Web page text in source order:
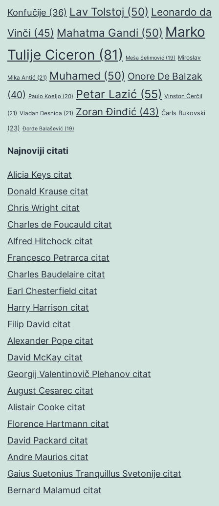
Konfučije (36) Lav Tolstoj (50) Leonardo da
Vinči (45) Mahatma Gandi (50) Marko
Tulije Ciceron (81) Meša Selimović (19) Miroslav
Mika Antić (21) Muhamed (50) Onore De Balzak
(40) Paulo Koeljo (20) Petar Lazić (55) Vinston Čerčil
(21) Vladan Desnica (21) Zoran Đinđić (43) Čarls Bukovski
(23) Đorđe Balašević (19)
Najnoviji citati
Alicia Keys citat
Donald Krause citat
Chris Wright citat
Charles de Foucauld citat
Alfred Hitchock citat
Francesco Petrarca citat
Charles Baudelaire citat
Earl Chesterfield citat
Harry Harrison citat
Filip David citat
Alexander Pope citat
David McKay citat
Georgij Valentinovič Plehanov citat
August Cesarec citat
Alistair Cooke citat
Florence Hartmann citat
David Packard citat
Andre Maurios citat
Gaius Suetonius Tranquillus Svetonije citat
Bernard Malamud citat